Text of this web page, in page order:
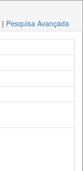
| Pesquisa Avançada